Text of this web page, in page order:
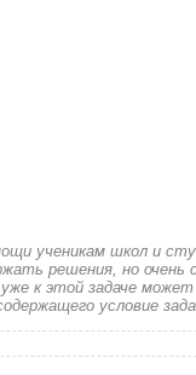
ученикам школ и
решения, но
к этой задаче
условие